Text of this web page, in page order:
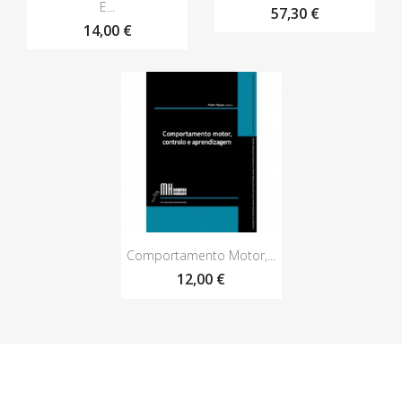
E...
14,00 €
57,30 €
Vista rápida
Comportamento Motor,...
12,00 €